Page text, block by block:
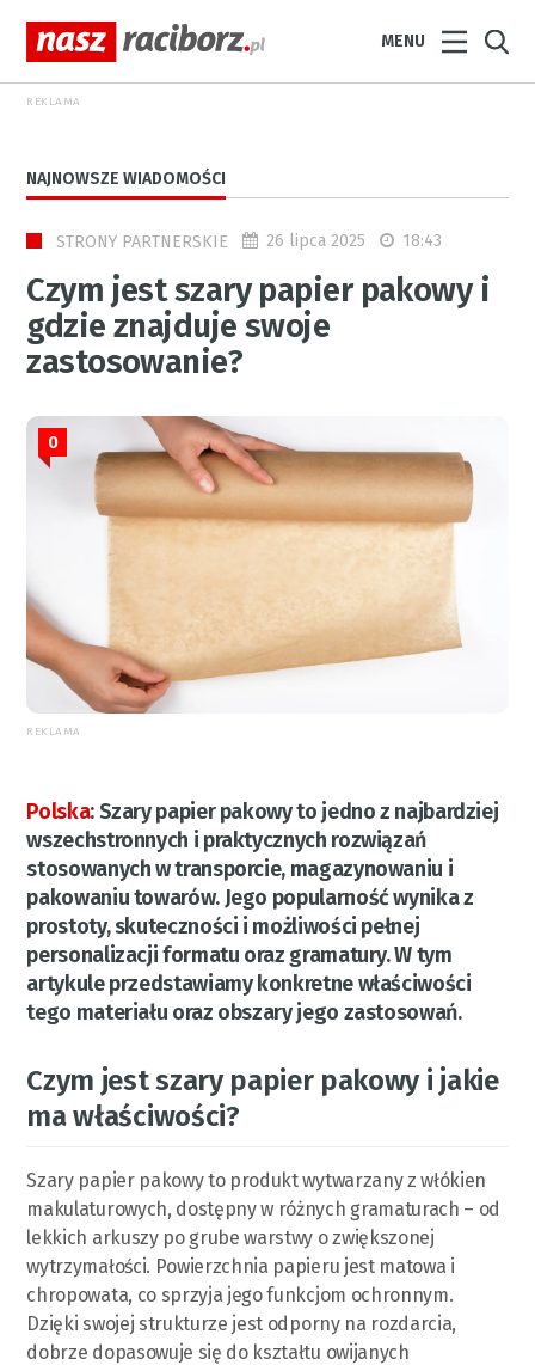
MENU
REKLAMA
NAJNOWSZE WIADOMOŚCI
STRONY PARTNERSKIE 26 lipca 2025 18:43
Czym jest szary papier pakowy i
gdzie znajduje swoje
zastosowanie?
0
REKLAMA
Polska:Szary papier pakowy to jedno z najbardziej
wszechstronnych i praktycznych rozwiązań
stosowanych w transporcie, magazynowaniu i
pakowaniu towarów. Jego popularność wynika z
prostoty, skuteczności i możliwości pełnej
personalizacji formatu oraz gramatury. W tym
artykule przedstawiamy konkretne właściwości
tego materiału oraz obszary jego zastosowań.
Czym jest szary papier pakowy i jakie
ma właściwości?
Szary papier pakowy to produkt wytwarzany z włókien
makulaturowych, dostępny w różnych gramaturach – od
lekkich arkuszy po grube warstwy o zwiększonej
wytrzymałości. Powierzchnia papieru jest matowa i
chropowata, co sprzyja jego funkcjom ochronnym.
Dzięki swojej strukturze jest odporny na rozdarcia,
dobrze dopasowuje się do kształtu owijanych